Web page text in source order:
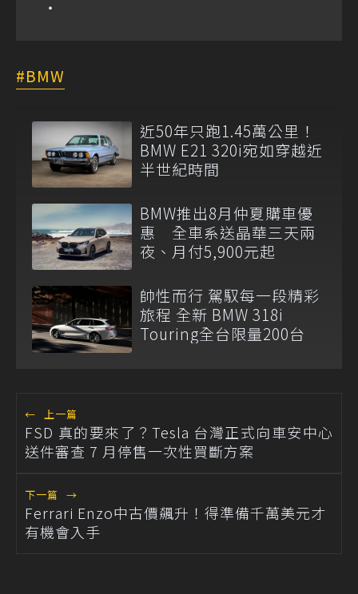
BMW
近50年只跑1.45萬公里！
BMW E21 320i宛如穿越近
半世紀時間
BMW推出8月仲夏購車優
惠 全車系送晶華三天兩
夜、月付5,900元起
帥性而行 駕馭每一段精彩
旅程 全新 BMW 318i
Touring全台限量200台
← 上一篇
FSD 真的要來了？Tesla 台灣正式向車安中心
送件審查 7 月停售一次性買斷方案
下一篇 →
Ferrari Enzo中古價飆升！得準備千萬美元才
有機會入手